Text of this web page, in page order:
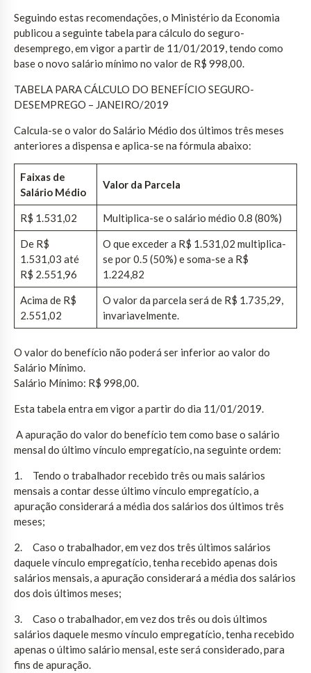
Seguindo estas recomendações, o Ministério da Economia
publicou a seguinte tabela para cálculo do seguro-
desemprego, em vigor a partir de 11/01/2019, tendo como
base o novo salário mínimo no valor de R$ 998,00.
TABELA PARA CÁLCULO DO BENEFÍCIO SEGURO-
DESEMPREGO – JANEIRO/2019
Calcula-se o valor do Salário Médio dos últimos três meses
anteriores a dispensa e aplica-se na fórmula abaixo:
Faixas de
Salário Médio
Valor da Parcela
R$ 1.531,02 Multiplica-se o salário médio 0.8 (80%)
De R$
1.531,03 até
R$ 2.551,96
O que exceder a R$ 1.531,02 multiplica-
se por 0.5 (50%) e soma-se a R$
1.224,82
Acima de R$
2.551,02
O valor da parcela será de R$ 1.735,29,
invariavelmente.
O valor do benefício não poderá ser inferior ao valor do
Salário Mínimo.
Salário Mínimo: R$ 998,00.
Esta tabela entra em vigor a partir do dia 11/01/2019.
A apuração do valor do benefício tem como base o salário
mensal do último vínculo empregatício, na seguinte ordem:
1. Tendo o trabalhador recebido três ou mais salários
mensais a contar desse último vínculo empregatício, a
apuração considerará a média dos salários dos últimos três
meses;
2. Caso o trabalhador, em vez dos três últimos salários
daquele vínculo empregatício, tenha recebido apenas dois
salários mensais, a apuração considerará a média dos salários
dos dois últimos meses;
3. Caso o trabalhador, em vez dos três ou dois últimos
salários daquele mesmo vínculo empregatício, tenha recebido
apenas o último salário mensal, este será considerado, para
fins de apuração.